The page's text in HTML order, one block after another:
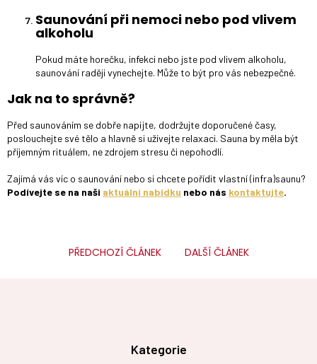
Saunování při nemoci nebo pod vlivem
alkoholu
Pokud máte horečku, infekci nebo jste pod vlivem alkoholu,
saunování raději vynechejte. Může to být pro vás nebezpečné.
Jak na to správně?
Před saunováním se dobře napijte, dodržujte doporučené časy,
poslouchejte své tělo a hlavně si užívejte relaxaci. Sauna by měla být
příjemným rituálem, ne zdrojem stresu či nepohodlí.
Zajímá vás víc o saunování nebo si chcete pořídit vlastní (infra)saunu?
Podívejte se na naši aktuální nabídku nebo nás kontaktujte.
PŘEDCHOZÍ ČLÁNEK DALŠÍ ČLÁNEK
Kategorie